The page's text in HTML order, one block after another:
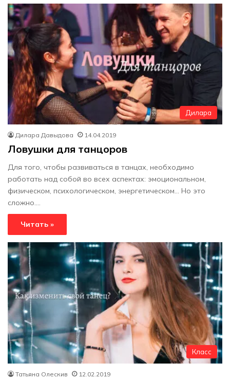
Дилара
Дилара Давыдова 14.04.2019
Ловушки для танцоров
Для того, чтобы развиваться в танцах, необходимо
работать над собой во всех аспектах: эмоциональном,
физическом, психологическом, энергетическом... Но это
сложно.…
Читать »
Класс
Татьяна Олескив 12.02.2019